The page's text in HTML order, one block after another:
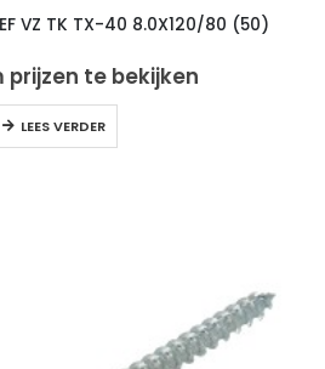
VZ TK TX-40 8.0X120/80 (50)
prijzen te bekijken
LEES VERDER